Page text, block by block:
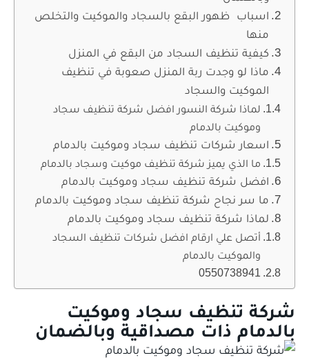
اسباب ظهور البقع بالسجاد والموكيت والتخلص
منها
كيفية تنظيف السجاد من البقع في المنزل
ماذا لو وجدت ربة المنزل صعوبة في تنظيف
الموكيت والسجاد
لماذا شركة النسور افضل شركة تنظيف سجاد
وموكيت بالدمام
اسعار شركات تنظيف سجاد وموكيت بالدمام
ما الذي يميز شركة تنظيف موكيت وسجاد بالدمام
افضل شركة تنظيف سجاد وموكيت بالدمام
ما سر نجاح شركة تنظيف سجاد وموكيت بالدمام
لماذا شركة تنظيف سجاد وموكيت بالدمام
أتصل علي ارقام افضل شركات تنظيف السجاد
والموكيت بالدمام
0550738941
شركة تنظيف سجاد وموكيت
بالدمام ذات مصداقية وبالضمان